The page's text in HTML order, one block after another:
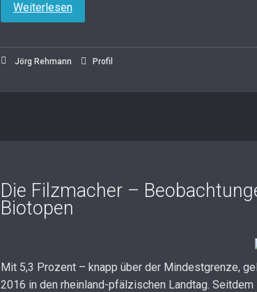
Weiterlesen
Jörg Rehmann Profil
Die Filzmacher –
Biotopen
Mit 5,3 Prozent – knapp über der Mindestgrenze,
2016 in den rheinland-pfälzischen Landtag. Seitdem